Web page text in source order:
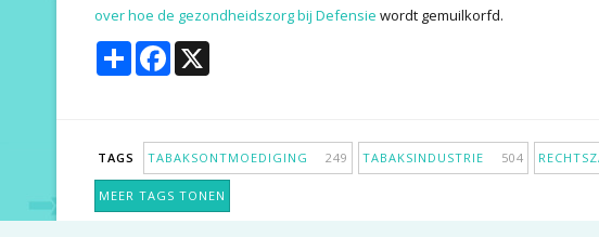
over hoe de gezondheidszorg bij Defensie wordt gemuilkorfd.
Share Facebook
TAGS TABAKSONTMOEDIGING 249 TABAKSINDUSTRIE 504
MEER TAGS TONEN